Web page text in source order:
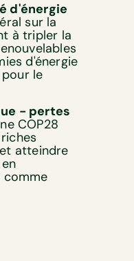
d'énergie
sur la
à tripler la
d'énergie
le
- pertes
COP28
atteindre
comme